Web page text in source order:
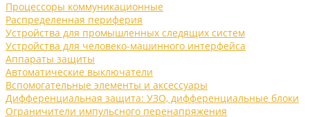
Процессоры коммуникационные
Распределенная периферия
Устройства для промышленных следящих систем
Устройства для человеко-машинного интерфейса
Аппараты защиты
Автоматические выключатели
Вспомогательные элементы и аксессуары
Дифференциальная защита: УЗО, дифференциальные блоки
Ограничители импульсного перенапряжения